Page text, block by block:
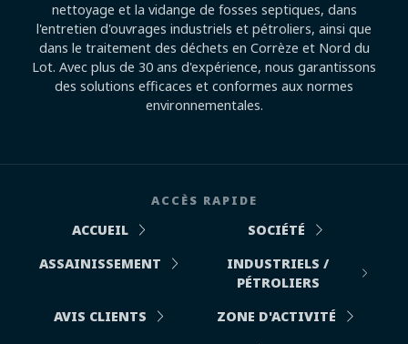
nettoyage et la vidange de fosses septiques, dans
l'entretien d'ouvrages industriels et pétroliers, ainsi que
dans le traitement des déchets en Corrèze et Nord du
Lot. Avec plus de 30 ans d'expérience, nous garantissons
des solutions efficaces et conformes aux normes
environnementales.
ACCÈS RAPIDE
ACCUEIL
SOCIÉTÉ
ASSAINISSEMENT
INDUSTRIELS /
PÉTROLIERS
AVIS CLIENTS
ZONE D'ACTIVITÉ